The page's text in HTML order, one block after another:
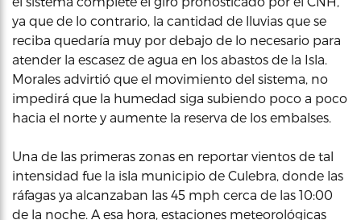
ya que de lo contrario, la cantidad de lluvias que se
reciba quedaría muy por debajo de lo necesario para
atender la escasez de agua en los abastos de la Isla.
Morales advirtió que el movimiento del sistema, no
impedirá que la humedad siga subiendo poco a poco
hacia el norte y aumente la reserva de los embalses.
Una de las primeras zonas en reportar vientos de tal
intensidad fue la isla municipio de Culebra, donde las
ráfagas ya alcanzaban las 45 mph cerca de las 10:00
de la noche. A esa hora, estaciones meteorológicas